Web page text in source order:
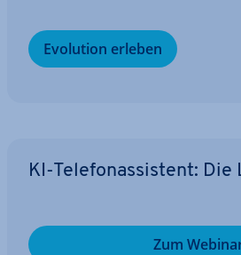
Evolution erleben
KI-Te­le­fon­as­sis­tent: Die
Zum